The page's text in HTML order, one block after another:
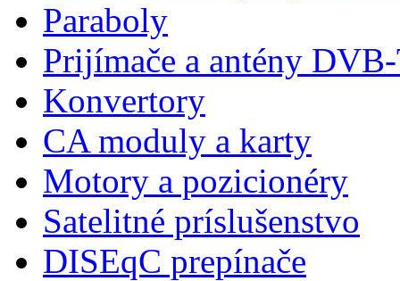
Paraboly
Prijímače a antény
Konvertory
CA moduly a karty
Motory a pozicionéry
Satelitné príslušenstvo
DISEqC prepínače